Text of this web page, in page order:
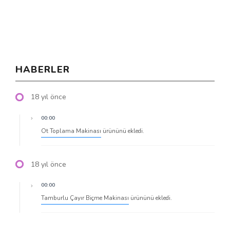
HABERLER
18 yıl önce
00:00
Ot Toplama Makinası ürününü ekledi.
18 yıl önce
00:00
Tamburlu Çayır Biçme Makinası ürününü ekledi.